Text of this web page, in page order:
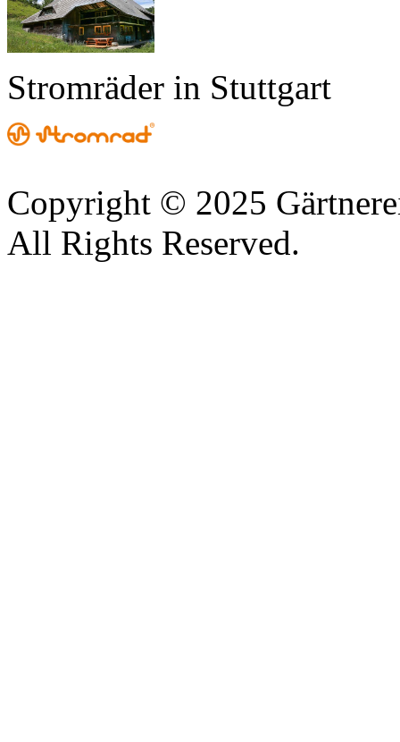
Stromräder in Stuttgart
Copyright © 2025
All Rights Reserved.